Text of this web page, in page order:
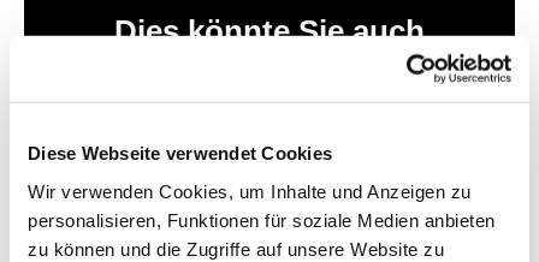
Diese Webseite verwendet Cookies
Wir verwenden Cookies, um Inhalte und Anzeigen zu
personalisieren, Funktionen für soziale Medien anbieten
zu können und die Zugriffe auf unsere Website zu
Dies könnte Sie auch